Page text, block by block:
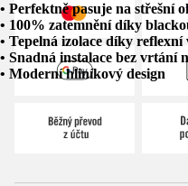
• Perfektně pasuje na střešní
• 100% zatemnění díky
• Tepelná izolace díky reflexní
• Snadná instalace bez vrtání
• Moderní hliníkový design